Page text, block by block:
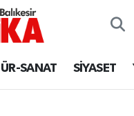
SANAT SİYASET